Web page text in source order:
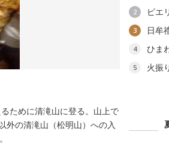
ために清滝山に登る。山上で
外の清滝山（松明山）への入
2 ピエ
3 日牟
4 ひま
5
火振